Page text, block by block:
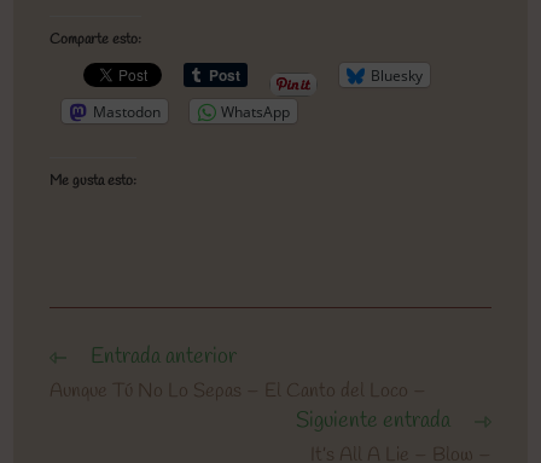
Comparte esto:
Bluesky
Mastodon
WhatsApp
Me gusta esto:
Leer
artículos
Entrada anterior
Aunque Tú No Lo Sepas – El Canto del Loco –
Siguiente entrada
It’s All A Lie – Blow –